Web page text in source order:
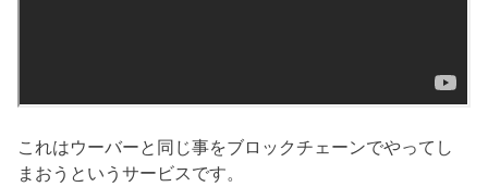
これはウーバーと同じ事をブロックチェーンでやってし
まおうというサービスです。